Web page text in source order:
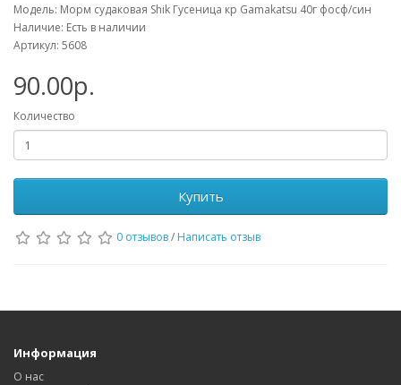
Модель: Морм судаковая Shik Гусеница кр Gamakatsu 40г фосф/син
Наличие: Есть в наличии
Артикул: 5608
90.00р.
Количество
Купить
0 отзывов/ Написать отзыв
Информация
О нас